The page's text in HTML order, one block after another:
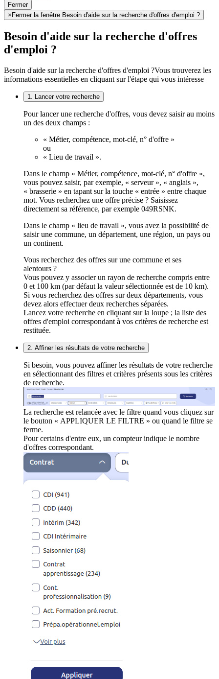
Fermer
× Fermer la fenêtre Besoin d'aide sur la recherche d'offres d'emploi ?
Besoin d'aide sur la recherche d'offres
d'emploi ?
Besoin d'aide sur la recherche d'offres d'emploi ?Vous trouverez les
informations essentielles en cliquant sur l'étape qui vous intéresse
1. Lancer votre recherche
Pour lancer une recherche d'offres, vous devez saisir au moins
un des deux champs :
« Métier, compétence, mot-clé, n° d'offre »
ou
« Lieu de travail ».
Dans le champ « Métier, compétence, mot-clé, n° d'offre »,
vous pouvez saisir, par exemple, « serveur », « anglais »,
« brasserie » en tapant sur la touche « entrée » entre chaque
mot. Vous recherchez une offre précise ? Saisissez
directement sa référence, par exemple 049RSNK.
Dans le champ « lieu de travail », vous avez la possibilité de
saisir une commune, un département, une région, un pays ou
un continent.
Vous recherchez des offres sur une commune et ses
alentours ?
Vous pouvez y associer un rayon de recherche compris entre
0 et 100 km (par défaut la valeur sélectionnée est de 10 km).
Si vous recherchez des offres sur deux départements, vous
devez alors effectuer deux recherches séparées.
Lancez votre recherche en cliquant sur la loupe ; la liste des
offres d'emploi correspondant à vos critères de recherche est
restituée.
2. Affiner les résultats de votre recherche
Si besoin, vous pouvez affiner les résultats de votre recherche
en sélectionnant des filtres et critères présents sous les critères
de recherche.
La recherche est relancée avec le filtre quand vous cliquez sur
le bouton « APPLIQUER LE FILTRE » ou quand le filtre se
ferme.
Pour certains d'entre eux, un compteur indique le nombre
d'offres correspondant.